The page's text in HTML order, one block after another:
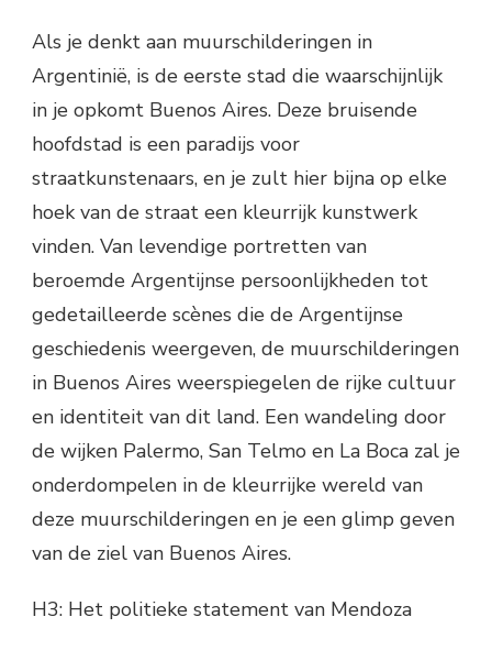
Als je denkt aan muurschilderingen in
Argentinië, is de eerste stad die waarschijnlijk
in je opkomt Buenos Aires. Deze bruisende
hoofdstad is een paradijs voor
straatkunstenaars, en je zult hier bijna op elke
hoek van de straat een kleurrijk kunstwerk
vinden. Van levendige portretten van
beroemde Argentijnse persoonlijkheden tot
gedetailleerde scènes die de Argentijnse
geschiedenis weergeven, de muurschilderingen
in Buenos Aires weerspiegelen de rijke cultuur
en identiteit van dit land. Een wandeling door
de wijken Palermo, San Telmo en La Boca zal je
onderdompelen in de kleurrijke wereld van
deze muurschilderingen en je een glimp geven
van de ziel van Buenos Aires.
H3: Het politieke statement van Mendoza